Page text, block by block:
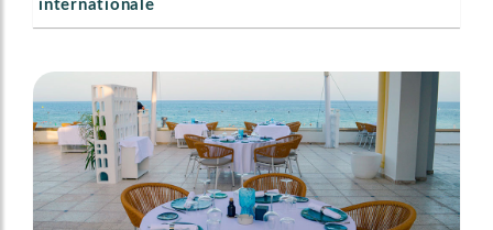
internationale